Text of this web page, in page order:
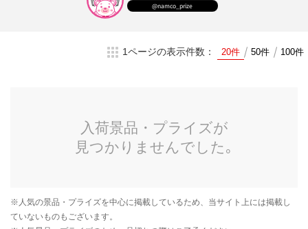
@namco_prize
1ページの表示件数： 20件 50件 100件